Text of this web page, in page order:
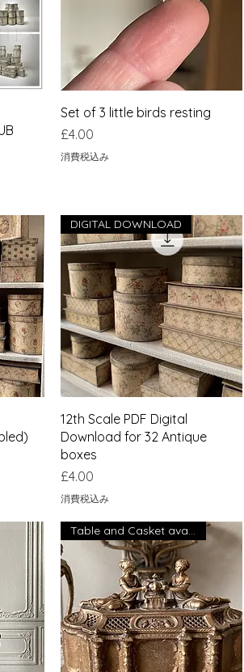
クイックビュー
Set of 3 little birds resting
価格
£4.00
消費税込み
クイックビュー
DIGITAL DOWNLOAD
12th Scale PDF Digital
Download for 32 Antique
boxes
価格
£4.00
消費税込み
Table and Casket available